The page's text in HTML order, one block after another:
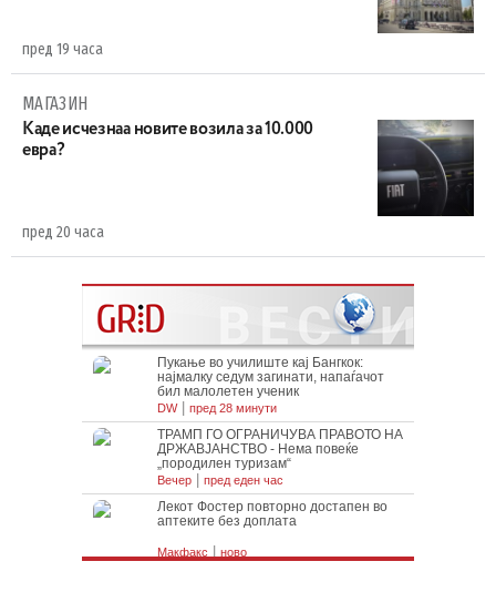
пред 19 часа
МАГАЗИН
Каде исчезнаа новите возила за 10.000
евра?
пред 20 часа